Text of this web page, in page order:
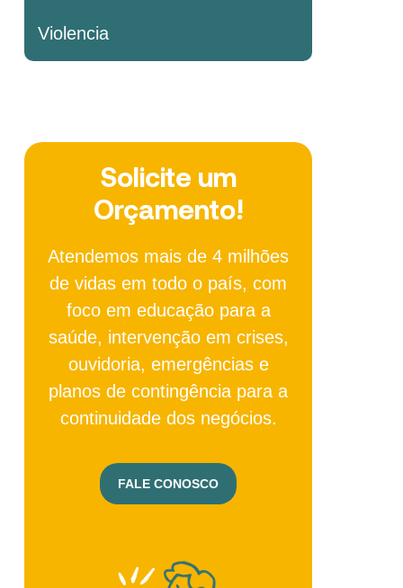
Violencia
Solicite um
Orçamento!
Atendemos mais de 4 milhões
de vidas em todo o país, com
foco em educação para a
saúde, intervenção em crises,
ouvidoria, emergências e
planos de contingência para a
continuidade dos negócios.
FALE CONOSCO